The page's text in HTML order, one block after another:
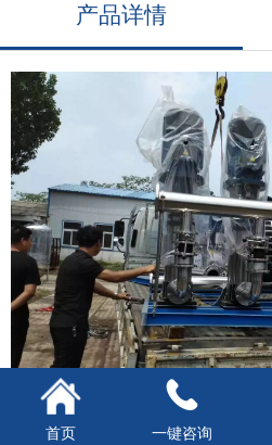
产品详情
首页 一键咨询